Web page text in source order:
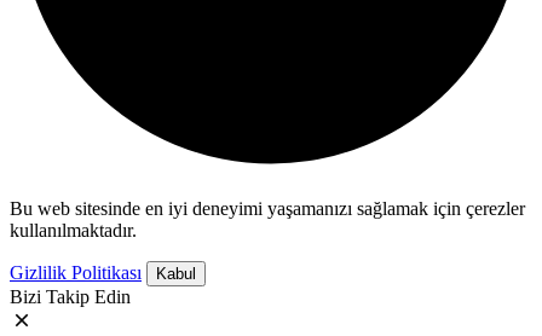
Bu web sitesinde en iyi deneyimi yaşamanızı sağlamak için çerezler
kullanılmaktadır.
Gizlilik Politikası Kabul
Bizi Takip Edin